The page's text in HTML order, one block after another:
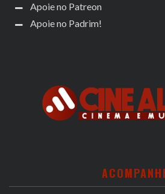
Apoie no Patreon
Apoie no Padrim!